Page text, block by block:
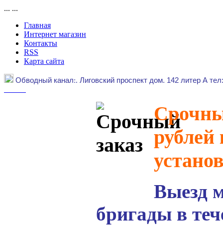
... ...
Главная
Интернет магазин
Контакты
RSS
Карта сайта
Обводный канал:. Лиговский проспект дом. 142 литер А
рублей
Выезд
бригады в